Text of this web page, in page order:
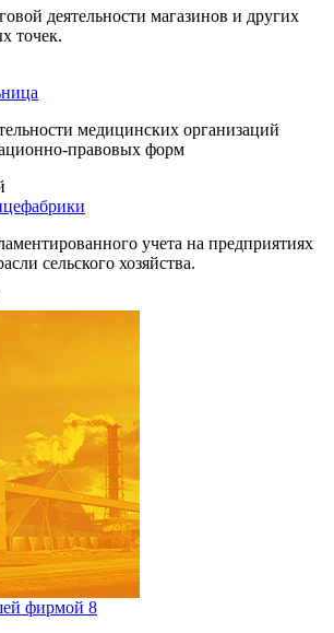
деятельности магазинов и других
точек.
медицинских организаций
правовых форм
учета на предприятиях
сельского хозяйства.
фирмой 8